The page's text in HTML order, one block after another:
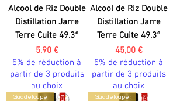
Alcool de Riz Double
Distillation Jarre
Terre Cuite 49.3°
Prix
5,90 €
5% de réduction à
partir de 3 produits
au choix
Alcool de Riz Double
Distillation Jarre
Terre Cuite 49.3°
Prix
45,00 €
5% de réduction à
partir de 3 produits
au choix
Guadeloupe Guadeloupe